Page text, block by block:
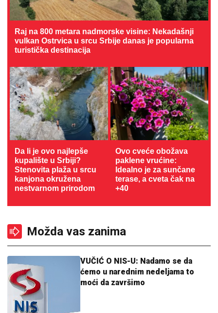
Raj na 800 metara nadmorske visine: Nekadašnji
vulkan Ostrvica u srcu Srbije danas je popularna
turistička destinacija
Da li je ovo najlepše
kupalište u Srbiji?
Stenovita plaža u srcu
kanjona okružena
nestvarnom prirodom
Ovo cveće obožava
paklene vrućine:
Idealno je za sunčane
terase, a cveta čak na
+40
Možda vas zanima
VUČIĆ O NIS-U: Nadamo se da
ćemo u narednim nedeljama to
moći da završimo